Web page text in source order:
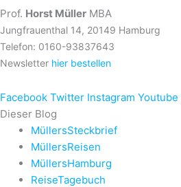
Prof. Horst Müller MBA
Jungfrauenthal 14, 20149 Hamburg
Telefon: 0160-93837643
Newsletter hier bestellen
Facebook Twitter Instagram Youtube
Dieser Blog
MüllersSteckbrief
MüllersReisen
MüllersHamburg
ReiseTagebuch